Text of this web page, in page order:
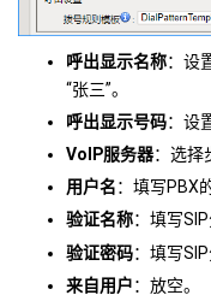
呼出显示名称：设
“张三”。
呼出显示号码：设
VoIP服务器：选择
用户名：填写PBX
验证名称：填写
验证密码：填写
来自用户：放空。